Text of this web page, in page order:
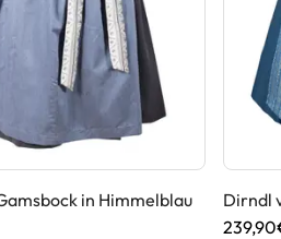
in Himmelblau
Dirndl